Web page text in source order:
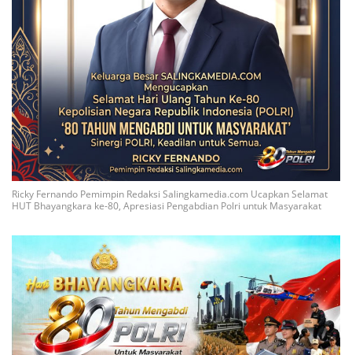
Ricky Fernando Pemimpin Redaksi Salingkamedia.com Ucapkan Selamat
HUT Bhayangkara ke-80, Apresiasi Pengabdian Polri untuk Masyarakat